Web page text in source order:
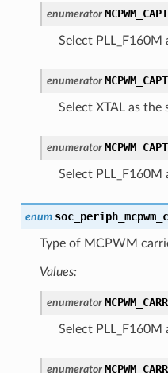
enumerator
Select PLL_F160M
enumerator
Select XTAL as the
enumerator
Select
enum
Type of MCPWM
Values:
enumerator
Select PLL_F160M
enumerator